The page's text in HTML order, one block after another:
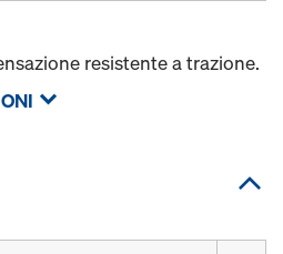
resistente a trazione.